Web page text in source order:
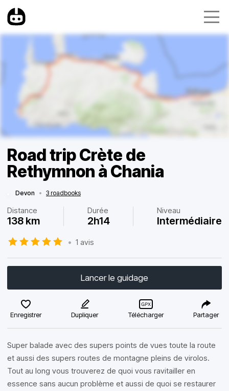
Road trip Crète de
Rethymnon à Chania
Devon • 3 roadbooks
Distance
138 km
Durée
2h14
Niveau
Intermédiaire
• 1 avis
Lancer le guidage
Enregistrer Dupliquer Télécharger Partager
Super balade avec des supers points de vues toute la route
et aussi des supers routes de montagne pleins de virolos.
Tout au long vous trouverez de quoi vous ravitailler en
essence sans aucun problème et aussi de quoi se restaurer